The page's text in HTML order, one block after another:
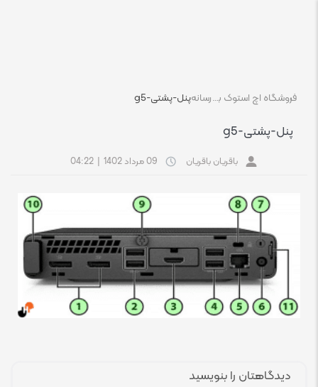
فروشگاه اچ استوک بازار انلاین تجهیزات کامپیوتر استوکرسانهپنل-پشتی-g5
پنل-پشتی-g5
باقریان باقریان 09 مرداد 1402 04:22
دیدگاهتان را بنویسید